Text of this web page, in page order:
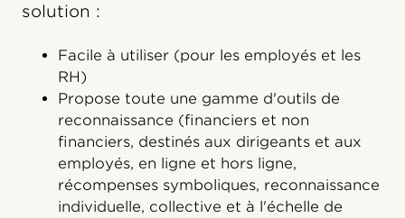
solution :
Facile à utiliser (pour les employés et les
RH)
Propose toute une gamme d'outils de
reconnaissance (financiers et non
financiers, destinés aux dirigeants et aux
employés, en ligne et hors ligne,
récompenses symboliques, reconnaissance
individuelle, collective et à l'échelle de